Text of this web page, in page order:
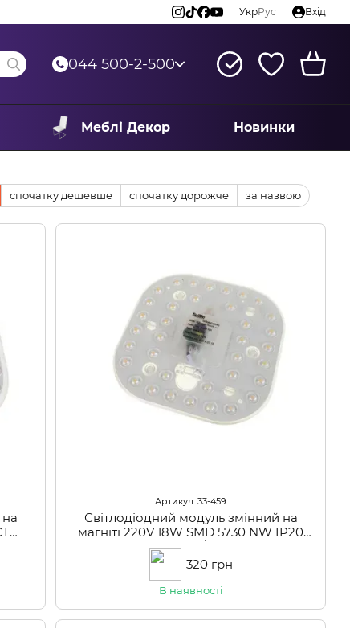
УкрРус Вхід
044 500-2-500
Меблі Декор Новинки
спочатку дешевше спочатку дорожче за назвою
Артикул: 33-459
Світлодіодний модуль змінний на
магніті 220V 18W SMD 5730 NW IP20
(LW-03/36)
320 грн
В наявності